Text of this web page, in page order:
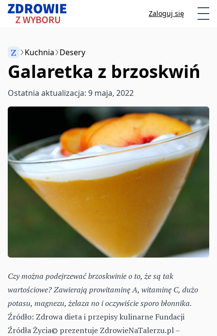
Przeskocz do treści Zaloguj się
Anuluj
Zacznij pisać, aby wyszukać artykuły
Z Kuchnia Desery
Galaretka z brzoskwiń
Ostatnia aktualizacja: 9 maja, 2022
Czy można podejrzewać brzoskwinie o to, że są tak
wartościowe? Zawierają prowitaminę A, witaminę C, dużo
potasu, magnezu, żelaza no i oczywiście sporo błonnika.
Źródło: Zdrowa dieta i przepisy kulinarne Fundacji
Źródła Życia© prezentuje ZdrowieNaTalerzu.pl –